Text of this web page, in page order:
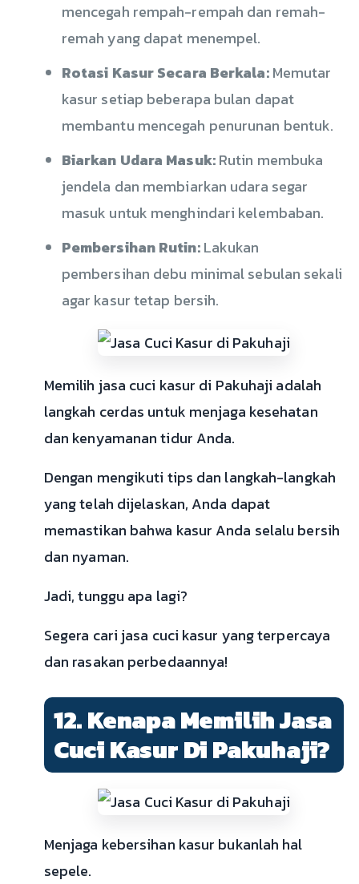
mencegah rempah-rempah dan remah-
remah yang dapat menempel.
Rotasi Kasur Secara Berkala:Memutar
kasur setiap beberapa bulan dapat
membantu mencegah penurunan bentuk.
Biarkan Udara Masuk:Rutin membuka
jendela dan membiarkan udara segar
masuk untuk menghindari kelembaban.
Pembersihan Rutin:Lakukan
pembersihan debu minimal sebulan sekali
agar kasur tetap bersih.
Memilih jasa cuci kasur di Pakuhaji adalah
langkah cerdas untuk menjaga kesehatan
dan kenyamanan tidur Anda.
Dengan mengikuti tips dan langkah-langkah
yang telah dijelaskan, Anda dapat
memastikan bahwa kasur Anda selalu bersih
dan nyaman.
Jadi, tunggu apa lagi?
Segera cari jasa cuci kasur yang terpercaya
dan rasakan perbedaannya!
12. Kenapa Memilih Jasa
Cuci Kasur Di Pakuhaji?
Menjaga kebersihan kasur bukanlah hal
sepele.